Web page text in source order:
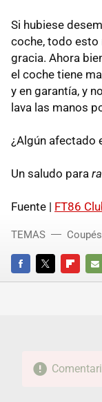
Si hubiese
coche, todo esto
gracia. Ahora
el coche tiene
y en garantía, y
lava las manos
¿Algún afectado
Un saludo para
Fuente | FT86
FACEBOOKTWITTER
E-
TEMAS Coupés